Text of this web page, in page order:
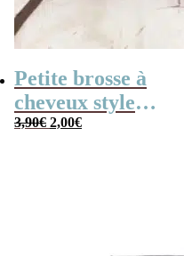
Petite brosse à
cheveux style
années 80
3,90€ Le
prix
2,00€Le
prix